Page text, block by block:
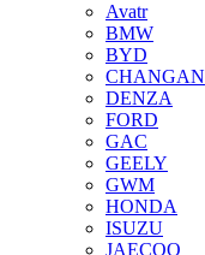
Avatr
BMW
BYD
CHANGAN
DENZA
FORD
GAC
GEELY
GWM
HONDA
ISUZU
JAECOO